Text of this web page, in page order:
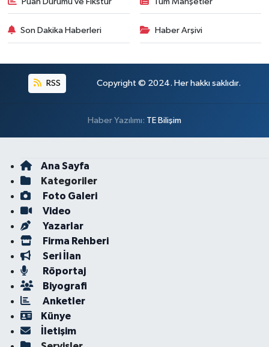
Son Dakika Haberleri Haber Arşivi
RSS Copyright © 2024. Her hakkı saklıdır.
Haber Yazılımı: TE Bilişim
Ana Sayfa
Kategoriler
Foto Galeri
Video
Yazarlar
Firma Rehberi
Seri İlan
Röportaj
Biyografi
Anketler
Künye
İletişim